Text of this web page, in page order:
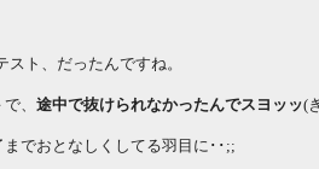
スト、だったんですね。
、 途中で抜けられなかったんでスヨッッ(
でおとなしくしてる羽目に･･;;